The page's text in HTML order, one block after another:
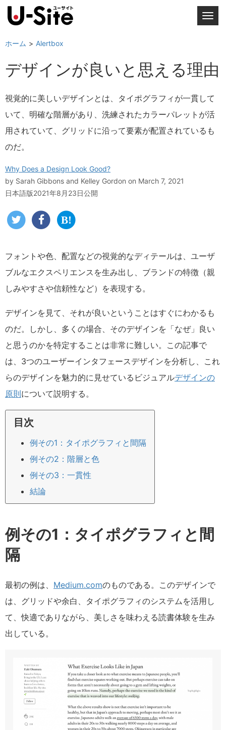
T
l
e
a
v
i
ホーム Alertbox
デザインが良いと思える理由
視覚的に美しいデザインとは、タイポグラフィが一貫して
いて、明確な階層があり、洗練されたカラーパレットが活
用されていて、グリッドに沿って要素が配置されているも
のだ。
Why Does a Design Look Good?
by Sarah Gibbons and Kelley Gordon on March 7, 2021
日本語版2021年8月23日公開
フォントや色、配置などの視覚的なディテールは、ユーザ
ブルなエクスペリエンスを生み出し、ブランドの特徴（親
しみやすさや信頼性など）を表現する。
デザインを見て、それが良いということはすぐにわかるも
のだ。しかし、多くの場合、そのデザインを「なぜ」良い
と思うのかを特定することは非常に難しい。この記事で
は、3つのユーザーインタフェースデザインを分析し、これ
らのデザインを魅力的に見せているビジュアルデザインの
原則について説明する。
目次
例その1：タイポグラフィと間隔
例その2：階層と色
例その3：一貫性
結論
例その1：タイポグラフィと間
隔
最初の例は、 Medium.comのものである。このデザインで
は、グリッドや余白、タイポグラフィのシステムを活用し
て、快適でありながら、美しさを味わえる読書体験を生み
出している。